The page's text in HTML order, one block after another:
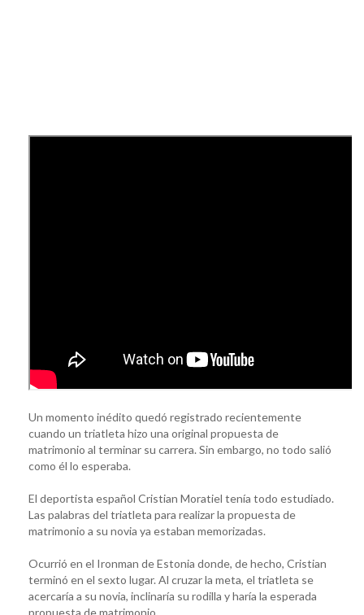
Un momento inédito quedó registrado recientemente
cuando un triatleta hizo una original propuesta de
matrimonio al terminar su carrera. Sin embargo, no todo salió
como él lo esperaba.
El deportista español Cristian Moratiel tenía todo estudiado.
Las palabras del triatleta para realizar la propuesta de
matrimonio a su novia ya estaban memorizadas.
Ocurrió en el Ironman de Estonia donde, de hecho, Cristian
terminó en el sexto lugar. Al cruzar la meta, el triatleta se
acercaría a su novia, inclinaría su rodilla y haría la esperada
propuesta de matrimonio.